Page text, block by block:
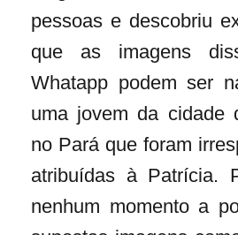
pessoas e descobriu
que as imagens
Whatapp podem ser
uma jovem da cidade
no Pará que foram
atribuídas à Patrícia.
nenhum momento a